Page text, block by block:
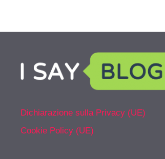
Dichiarazione sulla Privacy (UE)
Cookie Policy (UE)